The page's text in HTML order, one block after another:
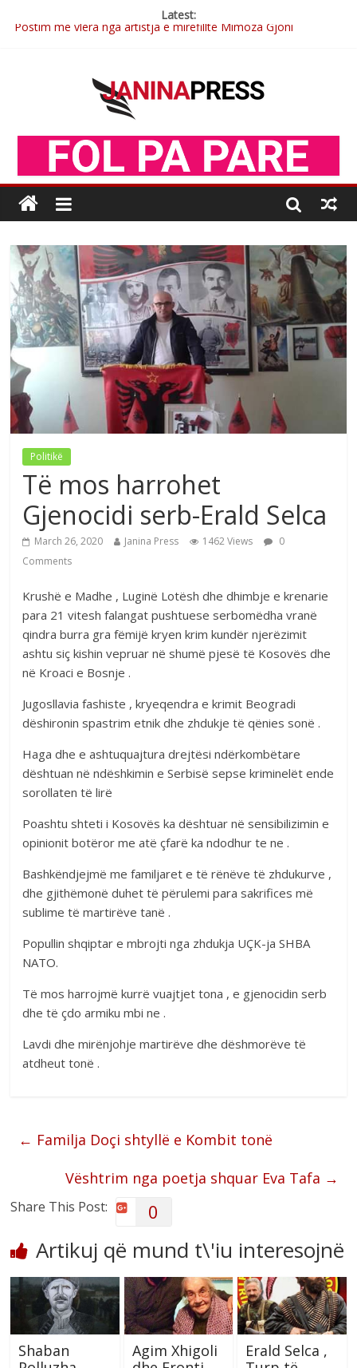
Latest:
Postim me vlera nga artistja e mirëfilltë Mimoza Gjoni
Nga poetja atdhetare Kumrie Shala -BOLL MO
Çlirimtari Mentor Mushkolaj nderohet me mirenjohje nga
Xhevdet Qeriqi Dega e invalidëve në Fushë Kosovë
Politikë
Të mos harrohet
Gjenocidi serb-Erald Selca
March 26, 2020 Janina Press 1462 Views
0
Comments
Krushë e Madhe , Luginë Lotësh dhe dhimbje e krenarie
para 21 vitesh falangat pushtuese serbomëdha vranë
qindra burra gra fëmijë kryen krim kundër njerëzimit
ashtu siç kishin vepruar në shumë pjesë të Kosovës dhe
në Kroaci e Bosnje .
Jugosllavia fashiste , kryeqendra e krimit Beogradi
dëshironin spastrim etnik dhe zhdukje të qënies sonë .
Haga dhe e ashtuquajtura drejtësi ndërkombëtare
dështuan në ndëshkimin e Serbisë sepse kriminelët ende
sorollaten të lirë
Poashtu shteti i Kosovës ka dështuar në sensibilizimin e
opinionit botëror me atë çfarë ka ndodhur te ne .
Bashkëndjejmë me familjaret e të rënëve të zhdukurve ,
dhe gjithëmonë duhet të përulemi para sakrifices më
sublime të martirëve tanë .
Popullin shqiptar e mbrojti nga zhdukja UÇK-ja SHBA
NATO.
Të mos harrojmë kurrë vuajtjet tona , e gjenocidin serb
dhe të çdo armiku mbi ne .
Lavdi dhe mirënjohje martirëve dhe dëshmorëve të
atdheut tonë .
← Familja Doçi shtyllë e Kombit tonë
Vështrim nga poetja shquar Eva Tafa →
Share This Post: 0
Artikuj që mund t\'iu interesojnë
Shaban
Agim Xhigoli
Erald Selca ,